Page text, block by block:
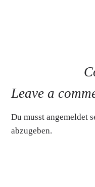
Leave a
Du musstangemeldet
abzugeben.